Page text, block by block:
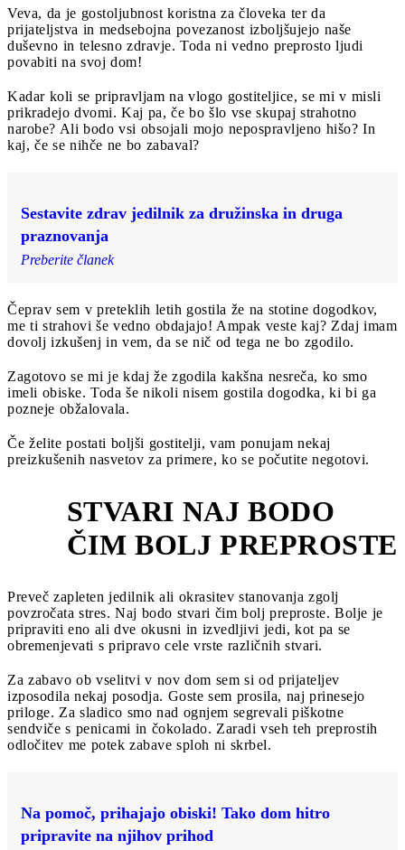
Veva, da je gostoljubnost koristna za človeka ter da
prijateljstva in medsebojna povezanost izboljšujejo naše
duševno in telesno zdravje. Toda ni vedno preprosto ljudi
povabiti na svoj dom!
Kadar koli se pripravljam na vlogo gostiteljice, se mi v misli
prikradejo dvomi. Kaj pa, če bo šlo vse skupaj strahotno
narobe? Ali bodo vsi obsojali mojo nepospravljeno hišo? In
kaj, če se nihče ne bo zabaval?
Sestavite zdrav jedilnik za družinska in druga
praznovanja
Preberite članek
Čeprav sem v preteklih letih gostila že na stotine dogodkov,
me ti strahovi še vedno obdajajo! Ampak veste kaj? Zdaj imam
dovolj izkušenj in vem, da se nič od tega ne bo zgodilo.
Zagotovo se mi je kdaj že zgodila kakšna nesreča, ko smo
imeli obiske. Toda še nikoli nisem gostila dogodka, ki bi ga
pozneje obžalovala.
Če želite postati boljši gostitelji, vam ponujam nekaj
preizkušenih nasvetov za primere, ko se počutite negotovi.
STVARI NAJ BODO
ČIM BOLJ PREPROSTE
Preveč zapleten jedilnik ali okrasitev stanovanja zgolj
povzročata stres. Naj bodo stvari čim bolj preproste. Bolje je
pripraviti eno ali dve okusni in izvedljivi jedi, kot pa se
obremenjevati s pripravo cele vrste različnih stvari.
Za zabavo ob vselitvi v nov dom sem si od prijateljev
izposodila nekaj posodja. Goste sem prosila, naj prinesejo
priloge. Za sladico smo nad ognjem segrevali piškotne
sendviče s penicami in čokolado. Zaradi vseh teh preprostih
odločitev me potek zabave sploh ni skrbel.
Na pomoč, prihajajo obiski! Tako dom hitro
pripravite na njihov prihod